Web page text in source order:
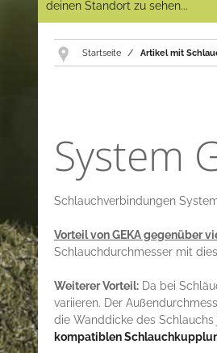
deinen Standort zu sehen...
Startseite Artikel mit
System
Schlauchverbindungen
Vorteil von GEKA gegenüber
Schlauchdurchmesser mit
Weiterer Vorteil: Da bei
variieren. Der
die Wanddicke des
kompatiblen